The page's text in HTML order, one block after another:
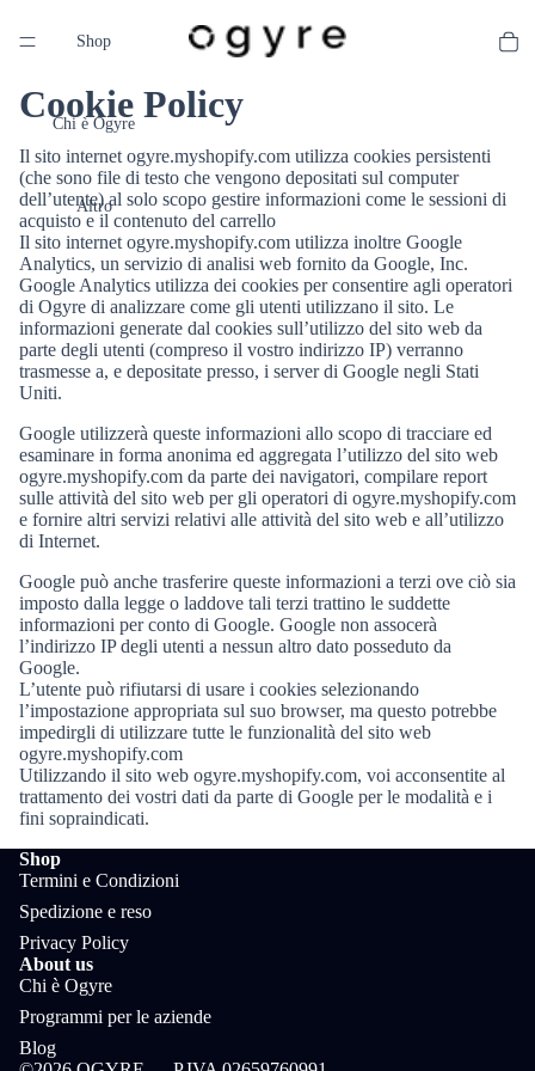
Shop
Chi è Ogyre
Altro
Cookie Policy
Il sito internet ogyre.myshopify.com utilizza cookies persistenti
(che sono file di testo che vengono depositati sul computer
dell’utente) al solo scopo gestire informazioni come le sessioni di
acquisto e il contenuto del carrello
Il sito internet ogyre.myshopify.com utilizza inoltre Google
Analytics, un servizio di analisi web fornito da Google, Inc.
Google Analytics utilizza dei cookies per consentire agli operatori
di Ogyre di analizzare come gli utenti utilizzano il sito. Le
informazioni generate dal cookies sull’utilizzo del sito web da
parte degli utenti (compreso il vostro indirizzo IP) verranno
trasmesse a, e depositate presso, i server di Google negli Stati
Uniti.
Google utilizzerà queste informazioni allo scopo di tracciare ed
esaminare in forma anonima ed aggregata l’utilizzo del sito web
ogyre.myshopify.com da parte dei navigatori, compilare report
sulle attività del sito web per gli operatori di ogyre.myshopify.com
e fornire altri servizi relativi alle attività del sito web e all’utilizzo
di Internet.
Google può anche trasferire queste informazioni a terzi ove ciò sia
imposto dalla legge o laddove tali terzi trattino le suddette
informazioni per conto di Google. Google non assocerà
l’indirizzo IP degli utenti a nessun altro dato posseduto da
Google.
L’utente può rifiutarsi di usare i cookies selezionando
l’impostazione appropriata sul suo browser, ma questo potrebbe
impedirgli di utilizzare tutte le funzionalità del sito web
ogyre.myshopify.com
Utilizzando il sito web ogyre.myshopify.com, voi acconsentite al
trattamento dei vostri dati da parte di Google per le modalità e i
fini sopraindicati.
Shop
Termini e Condizioni
Spedizione e reso
Privacy Policy
About us
Chi è Ogyre
Programmi per le aziende
Blog